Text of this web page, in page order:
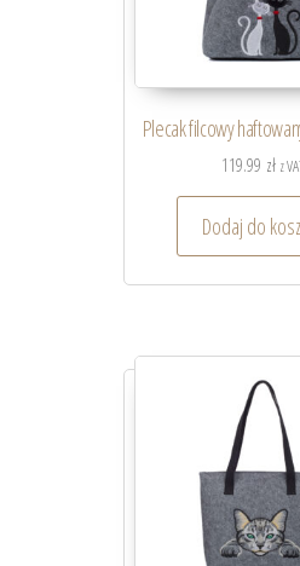
Plecak filcowy
119.99 zł z
Dodaj do